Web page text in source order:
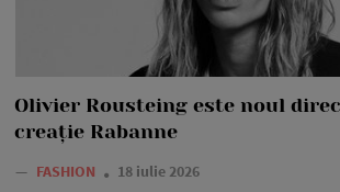
Olivier Rousteing este noul
creație Rabanne
— FASHION 18 iulie 2026